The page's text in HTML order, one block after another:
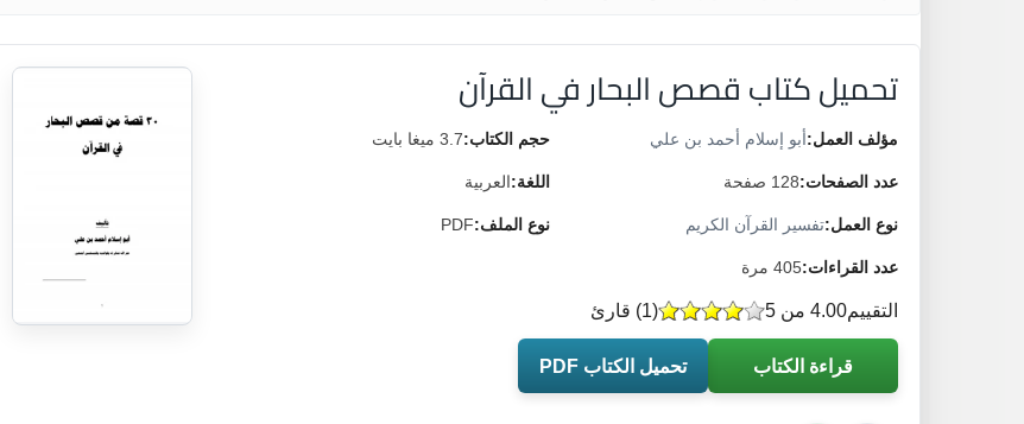
تحميل كتاب قصص البحار في القرآن
مؤلف العمل:أبو إسلام أحمد بن علي حجم الكتاب:3.7 ميغا بايت
عدد الصفحات:128 صفحة اللغة:العربية
نوع العمل:تفسير القرآن الكريم نوع الملف:PDF
عدد القراءات:405 مرة
التقييم (
1) قارئ 4.00 من 5
قراءة الكتاب تحميل الكتاب PDF